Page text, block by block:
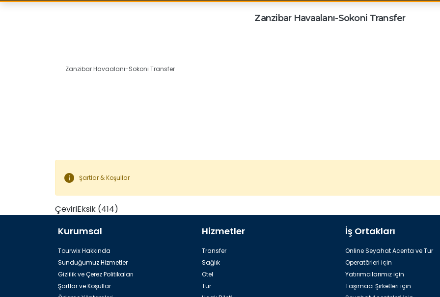
Zanzibar Havaalanı-Sokoni Transfer
Zanzibar Havaalanı-Sokoni Transfer
info Şartlar & Koşullar
ÇeviriEksik (414)
Kurumsal
Tourwix Hakkında
Sunduğumuz Hizmetler
Gizlilik ve Çerez Politikaları
Şartlar ve Koşullar
Hizmetler
Transfer
Sağlık
Otel
Tur
İş Ortakları
Online Seyahat Acenta ve Tur
Operatörleri için
Yatırımcılarımız için
Taşımacı Şirketleri için